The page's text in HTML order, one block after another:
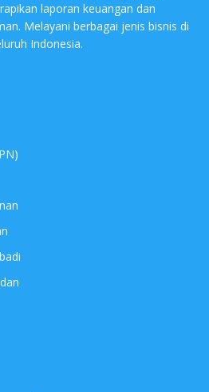
laporan keuangan dan
Melayani berbagai jenis bisnis di
Indonesia.